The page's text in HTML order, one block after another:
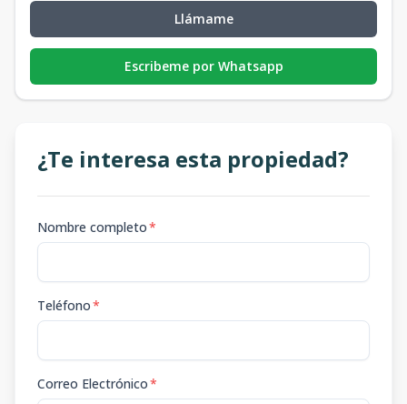
Llámame
Escribeme por Whatsapp
¿Te interesa esta propiedad?
Nombre completo*
Teléfono*
Correo Electrónico*